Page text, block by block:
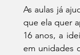
As aulas já
que ela quer
16 anos, a
em unidades